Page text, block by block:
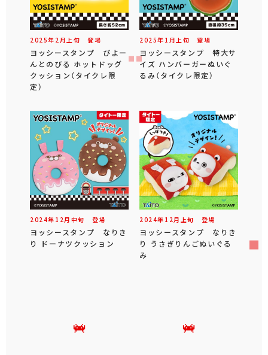
2025年 2 月 上旬 登場
ヨッシースタンプ びよー
んとのびる ホットドッグ
クッション（タイクレ限
定）
2025年 1 月 上旬 登場
ヨッシースタンプ 特大サ
イズ ハンバーガーぬいぐ
るみ（タイクレ限定）
2024年 12 月 中旬 登場
ヨッシースタンプ なりき
り ドーナツクッション
2024年 12 月 上旬 登場
ヨッシースタンプ なりき
り うさぎりんごぬいぐる
み